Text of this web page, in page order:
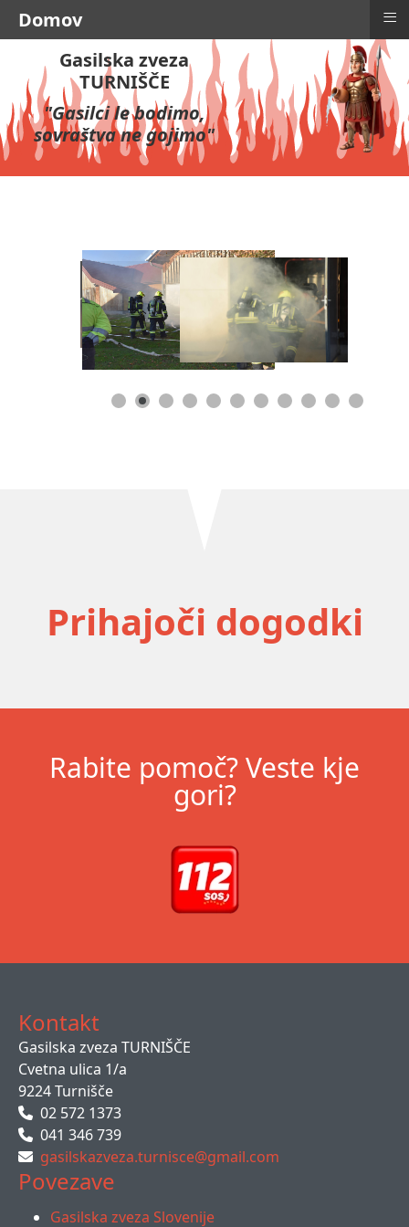
Gasilska zveza
TURNIŠČE
"Gasilci le bodimo,
sovraštva ne gojimo"
Prihajoči dogodki
Rabite pomoč? Veste kje
gori?
Kontakt
Gasilska zveza TURNIŠČE
Cvetna ulica 1/a
9224 Turnišče
02 572 1373
041 346 739
gasilskazveza.turnisce@gmail.com
Povezave
Gasilska zveza Slovenije
Domov ≡